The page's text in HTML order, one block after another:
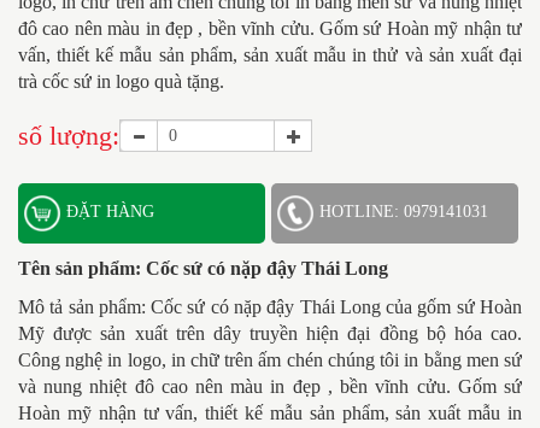
đô cao nên màu in đẹp , bền vĩnh cửu. Gốm sứ Hoàn mỹ nhận tư
vấn, thiết kế mẫu sản phẩm, sản xuất mẫu in thử và sản xuất đại
trà cốc sứ in logo quà tặng.
số lượng:
ĐẶT HÀNG HOTLINE: 0979141031
Tên sản phẩm: Cốc sứ có nặp đậy Thái Long
Mô tả sản phẩm: Cốc sứ có nặp đậy Thái Long của gốm sứ Hoàn
Mỹ được sản xuất trên dây truyền hiện đại đồng bộ hóa cao.
Công nghệ in logo, in chữ trên ấm chén chúng tôi in bằng men sứ
và nung nhiệt đô cao nên màu in đẹp , bền vĩnh cửu. Gốm sứ
Hoàn mỹ nhận tư vấn, thiết kế mẫu sản phẩm, sản xuất mẫu in